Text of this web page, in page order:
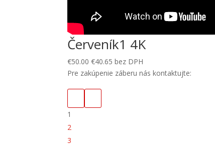
Červeník1 4K
€50.00 €40.65 bez DPH
Pre zakúpenie záberu nás kontaktujte:
1
2
3